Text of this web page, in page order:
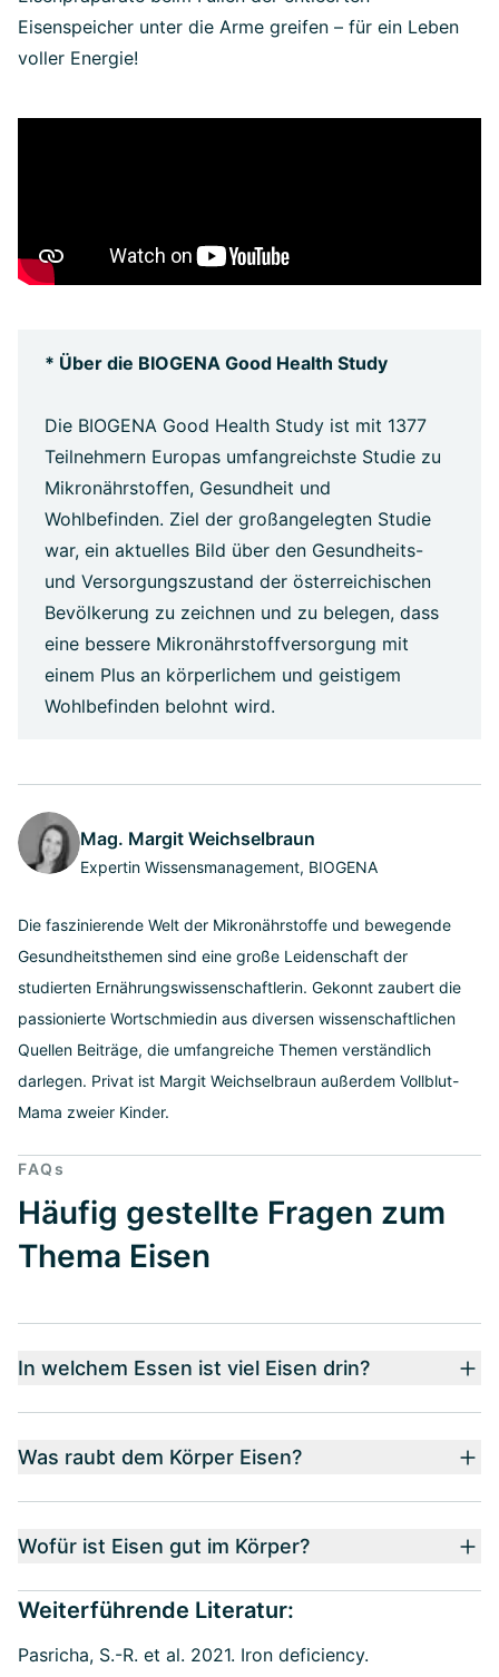
Eisenspeicher unter die Arme greifen – für ein Leben
voller Energie!
* Über die BIOGENA Good Health Study
Die BIOGENA Good Health Study ist mit 1377
Teilnehmern Europas umfangreichste Studie zu
Mikronährstoffen, Gesundheit und
Wohlbefinden. Ziel der großangelegten Studie
war, ein aktuelles Bild über den Gesundheits-
und Versorgungszustand der österreichischen
Bevölkerung zu zeichnen und zu belegen, dass
eine bessere Mikronährstoffversorgung mit
einem Plus an körperlichem und geistigem
Wohlbefinden belohnt wird.
Mag. Margit Weichselbraun
Expertin Wissensmanagement, BIOGENA
Die faszinierende Welt der Mikronährstoffe und bewegende
Gesundheitsthemen sind eine große Leidenschaft der
studierten Ernährungswissenschaftlerin. Gekonnt zaubert die
passionierte Wortschmiedin aus diversen wissenschaftlichen
Quellen Beiträge, die umfangreiche Themen verständlich
darlegen. Privat ist Margit Weichselbraun außerdem Vollblut-
Mama zweier Kinder.
FAQs
Häufig gestellte Fragen zum
Thema Eisen
In welchem Essen ist viel Eisen drin?
Was raubt dem Körper Eisen?
Wofür ist Eisen gut im Körper?
Weiterführende Literatur:
Pasricha, S.-R. et al. 2021. Iron deficiency.